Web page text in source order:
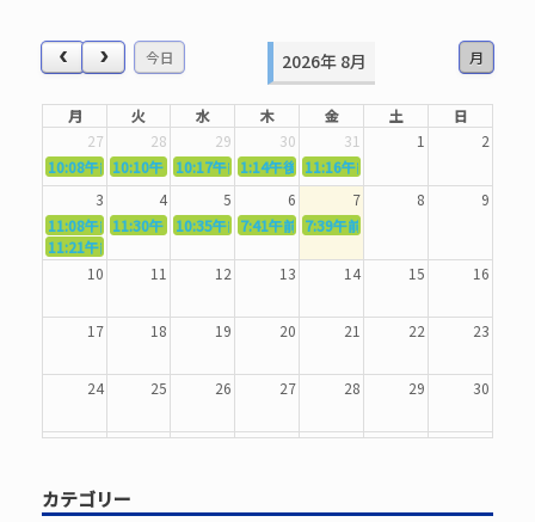
今日 月
2026年 8月
月 火 水 木 金 土
日
27
28 29 30 31 1
2
10:08午前
5362．～国語力を〜
10:10午前5363．～自信を〜
10:17午前 5364．～信じて待つ〜
1:14午後 5365．～計画的に〜
11:16午前
3
4 5 6 7 8
9
11:08午前
5367．～機能を育てる〜
11:30午前5369．～歌唱造形〜
10:35午前 5370．～バランスを〜
7:41午前 5371．～漢字学習〜
7:39午前
11:21午前
10
11 12 13 14 15 16
17 18 19 20 21 22 23
24 25 26 27 28 29 30
31 1 2 3 4 5 6
カテゴリー